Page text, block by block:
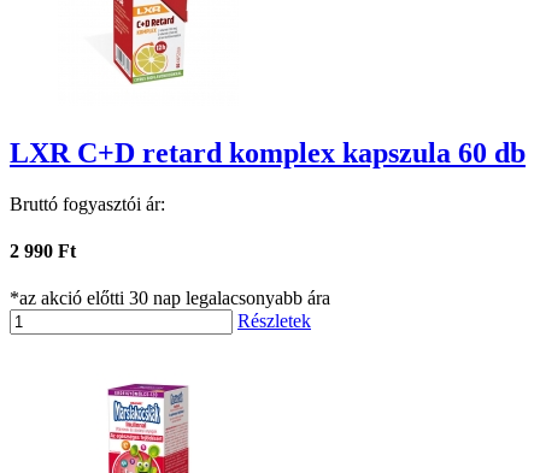
LXR C+D retard komplex kapszula 60 db
Bruttó fogyasztói ár:
2 990 Ft
*az akció előtti 30 nap legalacsonyabb ára
Részletek